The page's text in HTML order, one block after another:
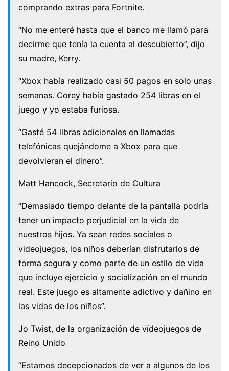
comprando extras para Fortnite.
“No me enteré hasta que el banco me llamó para
decirme que tenía la cuenta al descubierto”, dijo
su madre, Kerry.
“Xbox había realizado casi 50 pagos en solo unas
semanas. Corey había gastado 254 libras en el
juego y yo estaba furiosa.
“Gasté 54 libras adicionales en llamadas
telefónicas quejándome a Xbox para que
devolvieran el dinero”.
Matt Hancock, Secretario de Cultura
“Demasiado tiempo delante de la pantalla podría
tener un impacto perjudicial en la vida de
nuestros hijos. Ya sean redes sociales o
videojuegos, los niños deberían disfrutarlos de
forma segura y como parte de un estilo de vida
que incluye ejercicio y socialización en el mundo
real. Este juego es altamente adictivo y dañino en
las vidas de los niños”.
Jo Twist, de la organización de vídeojuegos de
Reino Unido
“Estamos decepcionados de ver a algunos de los